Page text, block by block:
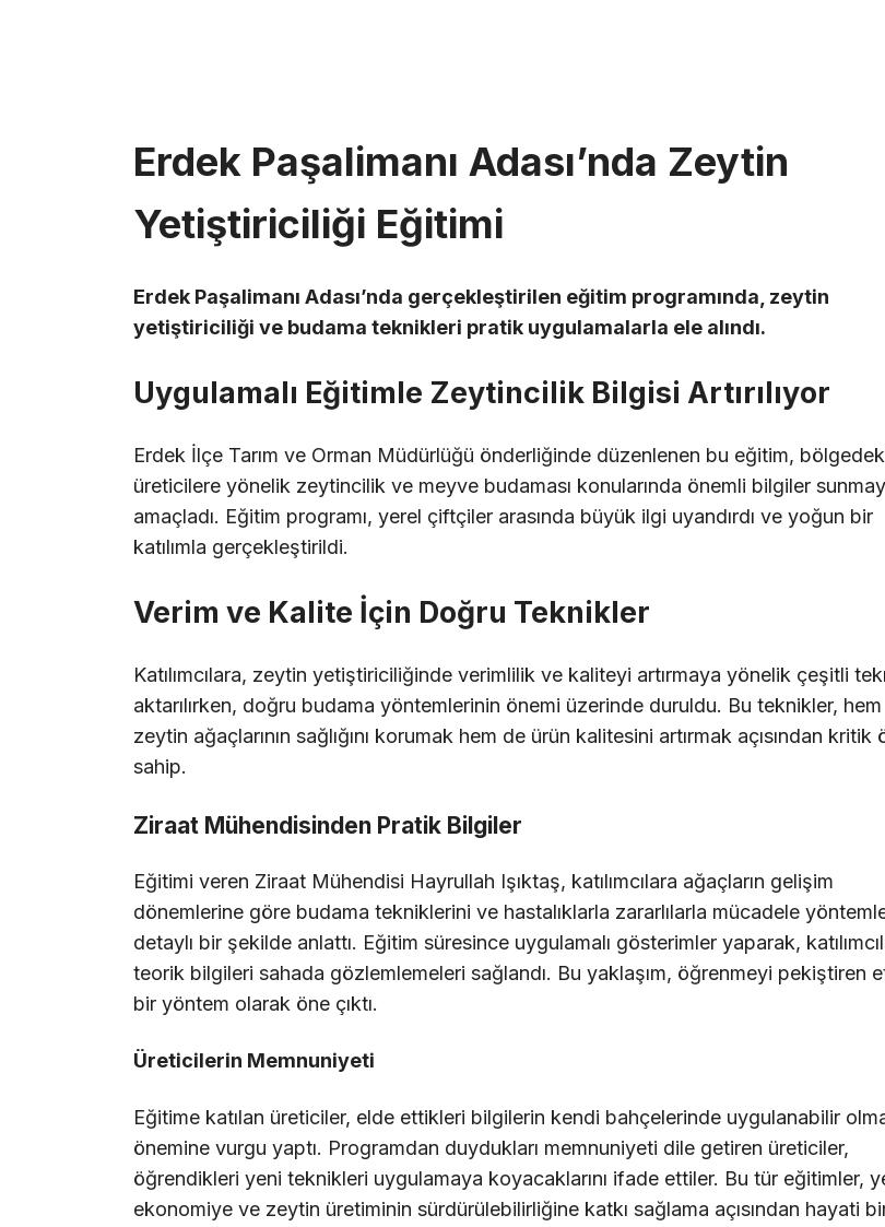
Erdek Paşalimanı Adası’nda Zeytin
Yetiştiriciliği Eğitimi
Erdek Paşalimanı Adası’nda gerçekleştirilen eğitim programında, zeytin
yetiştiriciliği ve budama teknikleri pratik uygulamalarla ele alındı.
Uygulamalı Eğitimle Zeytincilik Bilgisi Artırılıyor
Erdek İlçe Tarım ve Orman Müdürlüğü önderliğinde düzenlenen bu eğitim,
üreticilere yönelik zeytincilik ve meyve budaması konularında önemli bilgiler
amaçladı. Eğitim programı, yerel çiftçiler arasında büyük ilgi uyandırdı ve yoğun bir
katılımla gerçekleştirildi.
Verim ve Kalite İçin Doğru Teknikler
Katılımcılara, zeytin yetiştiriciliğinde verimlilik ve kaliteyi artırmaya yönelik çeşitli
aktarılırken, doğru budama yöntemlerinin önemi üzerinde duruldu. Bu teknikler, hem
zeytin ağaçlarının sağlığını korumak hem de ürün kalitesini artırmak açısından kritik
sahip.
Ziraat Mühendisinden Pratik Bilgiler
Eğitimi veren Ziraat Mühendisi Hayrullah Işıktaş, katılımcılara ağaçların gelişim
dönemlerine göre budama tekniklerini ve hastalıklarla zararlılarla mücadele
detaylı bir şekilde anlattı. Eğitim süresince uygulamalı gösterimler yaparak,
teorik bilgileri sahada gözlemlemeleri sağlandı. Bu yaklaşım, öğrenmeyi pekiştiren
bir yöntem olarak öne çıktı.
Üreticilerin Memnuniyeti
Eğitime katılan üreticiler, elde ettikleri bilgilerin kendi bahçelerinde uygulanabilir
önemine vurgu yaptı. Programdan duydukları memnuniyeti dile getiren üreticiler,
öğrendikleri yeni teknikleri uygulamaya koyacaklarını ifade ettiler. Bu tür eğitimler,
ekonomiye ve zeytin üretiminin sürdürülebilirliğine katkı sağlama açısından hayati